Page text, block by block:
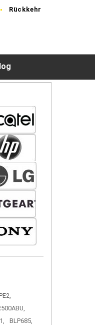
Rückkehr
BLP685,